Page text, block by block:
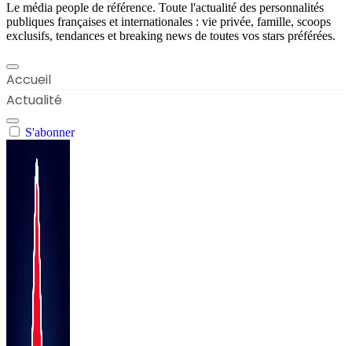
Le média people de référence. Toute l'actualité des personnalités
publiques françaises et internationales : vie privée, famille, scoops
exclusifs, tendances et breaking news de toutes vos stars préférées.
Accueil
Actualité
S'abonner